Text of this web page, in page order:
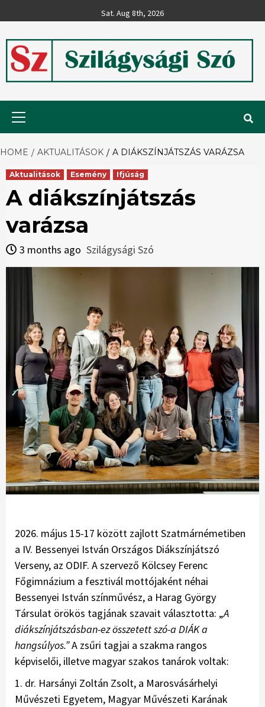
to
Sat. Aug 8th, 2026
Szilágysági
Szó
HOME AKTUALITÁSOK A DIÁKSZÍNJÁTSZÁS VARÁZSA
Aktualitások Esemény Ifjúság
A diákszínjátszás
varázsa
3 months ago Szilágysági Szó
2026. május 15-17 között zajlott Szatmárnémetiben
a IV. Bessenyei István Országos Diákszínjátszó
Verseny, az ODIF. A szervező Kölcsey Ferenc
Főgimnázium a fesztivál mottójaként néhai
Bessenyei István színművész, a Harag György
Társulat örökös tagjának szavait választotta: „A
diákszínjátszásban-ez összetett szó-a DIÁK a
hangsúlyos.”A zsűri tagjai a szakma rangos
képviselői, illetve magyar szakos tanárok voltak:
1. dr. Harsányi Zoltán Zsolt, a Marosvásárhelyi
Művészeti Egyetem, Magyar Művészeti Karának